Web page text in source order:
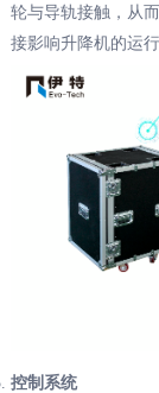
轮与导轨接触，从
接影响升降机的运
控制系统